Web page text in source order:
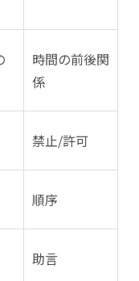
時間の前後関
係
禁止/許可
順序
助言